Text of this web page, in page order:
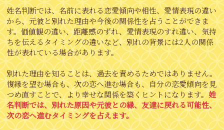
姓名判断では、名前に表れる恋愛傾向や相性、愛情表現の違い
から、元彼と別れた理由や今後の関係性を占うことができま
す。価値観の違い、距離感のずれ、愛情表現のすれ違い、気持
ちを伝えるタイミングの違いなど、別れの背景には2人の関係
性が表れている場合があります。
別れた理由を知ることは、過去を責めるためではありません。
復縁を望む場合も、次の恋へ進む場合も、自分の恋愛傾向を見
つめ直すことで、より幸せな関係を築くヒントになります。姓
名判断では、別れた原因や元彼との縁、友達に戻れる可能性、
次の恋へ進むタイミングを占えます。